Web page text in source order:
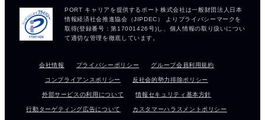
会社情報 プライバシーポリシー グループ会員利用規約
コンプライアンスポリシー 反社会的勢力排除ポリシー
外部サービスの利用について 情報セキュリティ基本方針
行動ターゲティング広告について カスタマーハラスメントポリシー